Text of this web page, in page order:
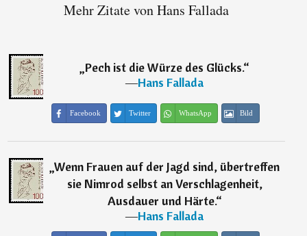
Mehr Zitate von Hans Fallada
„Pech ist die Würze des Glücks.“
―Hans Fallada
Facebook Twitter WhatsApp Bild
„Wenn Frauen auf der Jagd sind, übertreffen
sie Nimrod selbst an Verschlagenheit,
Ausdauer und Härte.“
―Hans Fallada